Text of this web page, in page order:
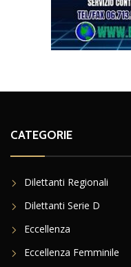
CATEGORIE
Dilettanti Regionali
Dilettanti Serie D
Eccellenza
Eccellenza Femminile